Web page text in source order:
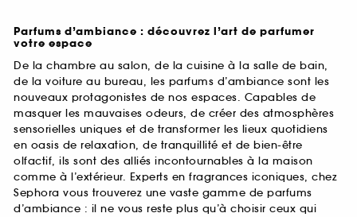
Parfums d’ambiance : découvrez l’art de parfumer
votre espace
De la chambre au salon, de la cuisine à la salle de bain,
de la voiture au bureau, les parfums d’ambiance sont les
nouveaux protagonistes de nos espaces. Capables de
masquer les mauvaises odeurs, de créer des atmosphères
sensorielles uniques et de transformer les lieux quotidiens
en oasis de relaxation, de tranquillité et de bien-être
olfactif, ils sont des alliés incontournables à la maison
comme à l’extérieur. Experts en fragrances iconiques, chez
Sephora vous trouverez une vaste gamme de parfums
d’ambiance : il ne vous reste plus qu’à choisir ceux qui